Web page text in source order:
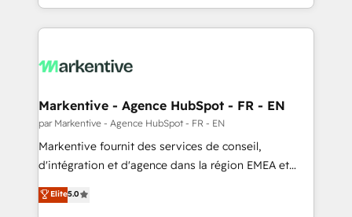
Software) and Point Success Media (Paid Media),
making this the official home for all three brands. 🔄
and system integrations powered by Globalia’s
trainers to drive platform adoption. 📈 Revenue
Generation - Full-funnel marketing and high-
performance advertising via Point Success Media. -
Expert deployment of Breeze AI and custom agents
accreditations and deep HIPAA-compliance
Markentive - Agence HubSpot - FR - EN
par Markentive - Agence HubSpot - FR - EN
Markentive fournit des services de conseil,
d'intégration et d'agence dans la région EMEA et
North America. Avec plus de 115 experts en
marketing automation, Growth, Revops, CRM et
Elite5.0